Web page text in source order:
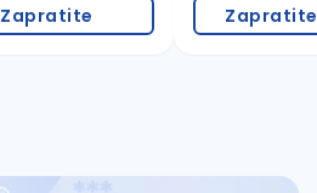
Zapratite Zapratite